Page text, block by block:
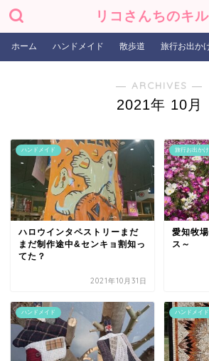
リコさんちのキ
ホーム ハンドメイド 散歩道 旅行お出か
― ARCHIVES ―
2021年 10月
ハンドメイド
ハロウインタペストリーまだ
まだ制作途中&センキョ割知っ
てた？
2021年10月31日
旅行お出かけ
愛知牧
ス～
ハンドメイド ハンドメイド